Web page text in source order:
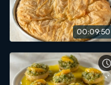
00:09:50